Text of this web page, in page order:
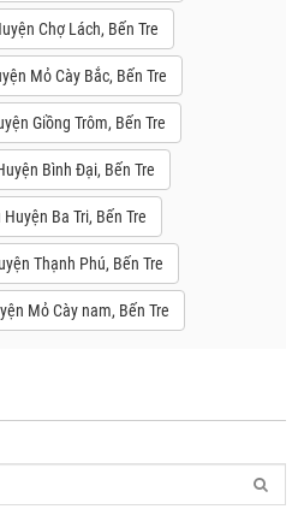
Chợ Lách, Bến Tre
Mỏ Cày Bắc, Bến Tre
Giồng Trôm, Bến Tre
Bình Đại, Bến Tre
Ba Tri, Bến Tre
Thạnh Phú, Bến Tre
Mỏ Cày nam, Bến Tre